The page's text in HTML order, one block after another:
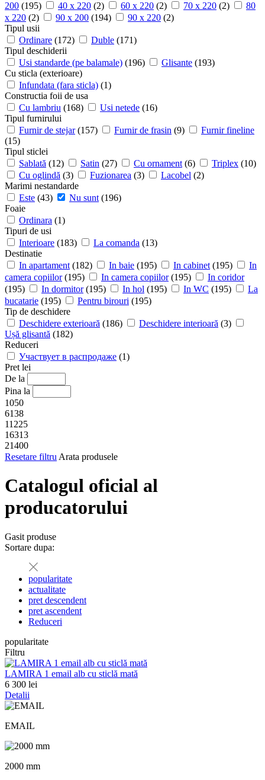
200 (195) 40 x 220 (2) 60 x 220 (2) 70 x 220 (2)
80
x 220 (2) 90 x 200 (194) 90 x 220 (2)
Tipul usii
Ordinare (172) Duble (171)
Tipul deschiderii
Usi standarde (pe balamale) (196) Glisante (193)
Cu sticla (exterioare)
Infundata (fara sticla) (1)
Constructia foii de usa
Cu lambriu (168) Usi netede (16)
Tipul furnirului
Furnir de stejar (157) Furnir de frasin (9)
Furnir fineline
(15)
Tipul sticlei
Sablată (12) Satin (27) Cu ornament (6) Triplex (10)
Cu oglindă (3) Fuzionarea (3) Lacobel (2)
Marimi nestandarde
Este (43) Nu sunt (196)
Foaie
Ordinara (1)
Tipuri de usi
Interioare (183) La comanda (13)
Destinatie
In apartament (182) In baie (195) In cabinet (195)
In
camera copiilor (195) In camera copiilor (195)
In coridor
(195)
In dormitor (195) In hol (195) In WC (195)
La
bucatarie (195) Pentru birouri (195)
Tip de deschidere
Deschidere exterioară (186) Deschidere interioară (3)
Ușă glisantă (182)
Reduceri
Участвует в распродаже (1)
Pret lei
De la
Pina la
1050
6138
11225
16313
21400
Resetare filtru Arata produsele
Catalogul oficial al
producatorului
Gasit produse
Sortare dupa:
popularitate
actualitate
pret descendent
pret ascendent
Reduceri
popularitate
Filtru
LAMIRA 1 email alb cu sticlă mată
6 300 lei
Detalii
EMAIL
2000 mm